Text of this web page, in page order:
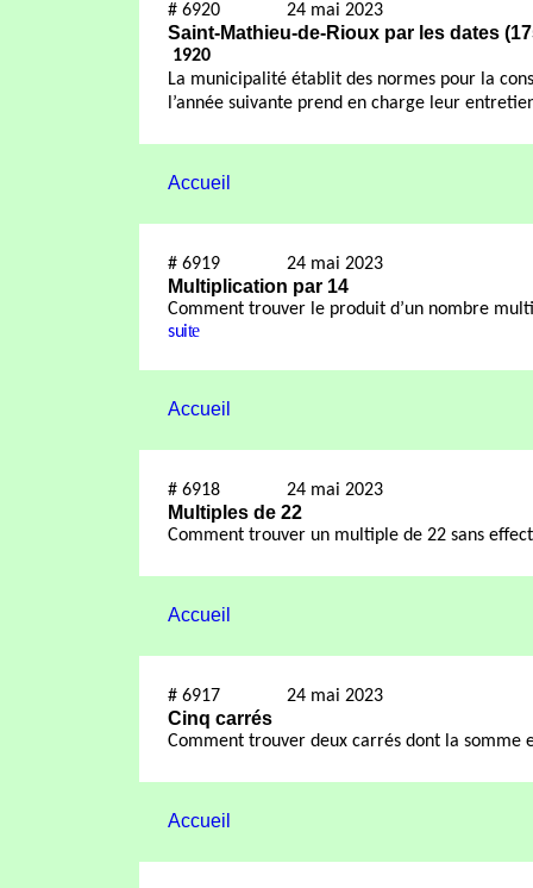
# 6920 24 mai 2023
Saint-Mathieu-de-Rioux par les dates
1920
La municipalité établit des normes pour la
l’année suivante prend en charge leur
Accueil
# 6919 24 mai 2023
Multiplication par 14
Comment trouver le produit d’un nombre
suite
Accueil
# 6918 24 mai 2023
Multiples de 22
Comment trouver un multiple de 22 sans
Accueil
# 6917 24 mai 2023
Cinq carrés
Comment trouver deux carrés dont la somme
Accueil